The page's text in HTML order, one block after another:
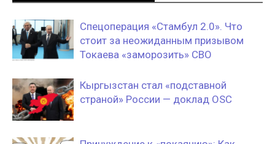
Спецоперация «Стамбул 2.0». Что
стоит за неожиданным призывом
Токаева «заморозить» СВО
Кыргызстан стал «подставной
страной» России — доклад OSC